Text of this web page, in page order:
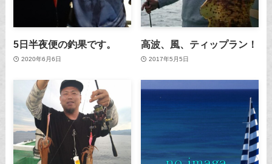
5日半夜便の釣果です。
2020年6月6日
高波、風、ティップラン！
2017年5月5日